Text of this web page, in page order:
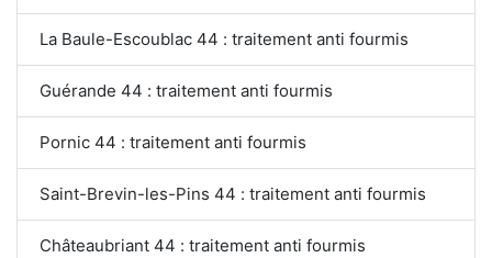
La Baule-Escoublac 44 : traitement anti fourmis
Guérande 44 : traitement anti fourmis
Pornic 44 : traitement anti fourmis
Saint-Brevin-les-Pins 44 : traitement anti fourmis
Châteaubriant 44 : traitement anti fourmis